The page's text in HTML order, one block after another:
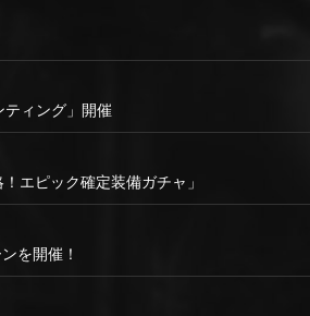
ティング」開催
エピック確定装備ガチャ」
を開催！